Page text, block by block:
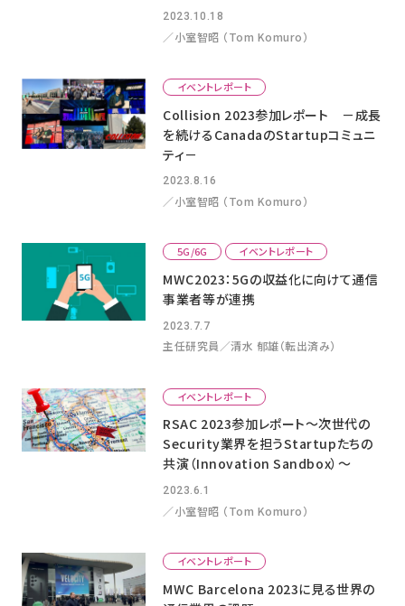
2023.10.18
／小室智昭 （Tom Komuro）
イベントレポート
Collision 2023参加レポート －成長
を続けるCanadaのStartupコミュニ
ティ－
2023.8.16
／小室智昭 （Tom Komuro）
5G/6G イベントレポート
MWC2023：5Gの収益化に向けて通信
事業者等が連携
2023.7.7
主任研究員／清水 郁雄（転出済み）
イベントレポート
RSAC 2023参加レポート〜次世代の
Security業界を担うStartupたちの
共演（Innovation Sandbox）〜
2023.6.1
／小室智昭 （Tom Komuro）
イベントレポート
MWC Barcelona 2023に見る世界の